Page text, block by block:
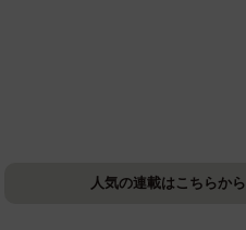
人気の連載はこちらから